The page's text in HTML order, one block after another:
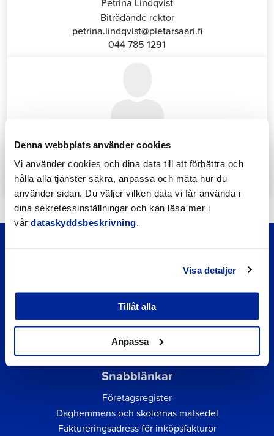
Denna webbplats använder cookies
Vi använder cookies och dina data till att förbättra och
hålla alla tjänster säkra, anpassa och mäta hur du
använder sidan. Du väljer vilken data vi får använda i
dina sekretessinställningar och kan läsa mer i
vår dataskyddsbeskrivning.
Visa detaljer
Tillåt alla
Anpassa
Biträdande rektor
petrina.lindqvist@pietarsaari.fi
044 785 1291
Katrin Nylund
katrin.nylund@jakobstad.fi
044 785 1988
Snabblänkar
Företagsregister
Daghemmens och skolornas matsedel
Faktureringsadress för inköpsfakturor